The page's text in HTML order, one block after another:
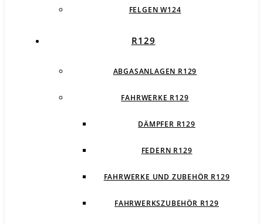
FELGEN W124
R129
ABGASANLAGEN R129
FAHRWERKE R129
DÄMPFER R129
FEDERN R129
FAHRWERKE UND ZUBEHÖR R129
FAHRWERKSZUBEHÖR R129